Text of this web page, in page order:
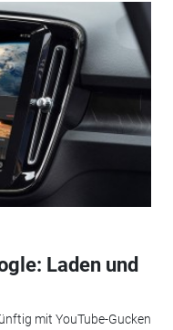
Laden und
mit YouTube-Gucken